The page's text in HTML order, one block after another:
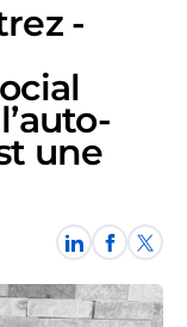
-
une